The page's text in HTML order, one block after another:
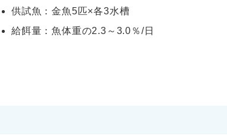
供試魚：金魚5匹×各3水槽
給餌量：魚体重の2.3～3.0％/日